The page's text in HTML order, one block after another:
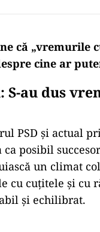
că „vremurile
cine ar
S-au dus
PSD și actual
ca posibil
un climat
cu cuțitele și cu
și echilibrat.